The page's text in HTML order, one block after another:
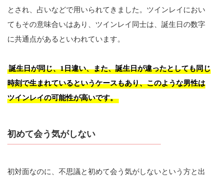
とされ、占いなどで用いられてきました。ツインレイにおい
てもその意味合いはあり、ツインレイ同士は、誕生日の数字
に共通点があるといわれています。
誕生日が同じ、1日違い、また、誕生日が違ったとしても同じ
時刻で生まれているというケースもあり、このような男性は
ツインレイの可能性が高いです。
初めて会う気がしない
初対面なのに、不思議と初めて会う気がしないという方と出